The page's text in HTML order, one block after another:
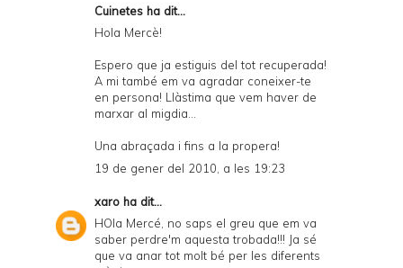
Cuinetes ha dit...
Hola Mercè!
Espero que ja estiguis del tot recuperada!
A mi també em va agradar coneixer-te
en persona! Llàstima que vem haver de
marxar al migdia...
Una abraçada i fins a la propera!
19 de gener del 2010, a les 19:23
xaro ha dit...
HOla Mercé, no saps el greu que em va
saber perdre'm aquesta trobada!!! Ja sé
que va anar tot molt bé per les diferents